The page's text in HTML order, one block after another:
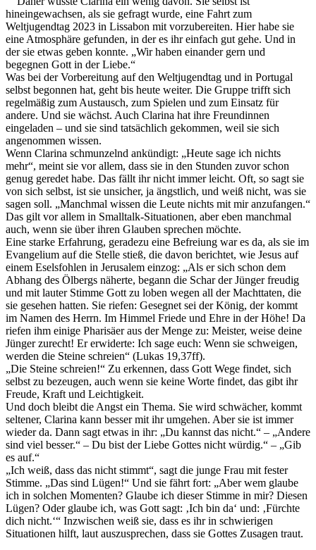
hineingewachsen, als sie gefragt wurde, eine Fahrt zum
Weltjugendtag 2023 in Lissabon mit vorzubereiten. Hier habe sie
eine Atmosphäre gefunden, in der es ihr einfach gut gehe. Und in
der sie etwas geben konnte. „Wir haben einander gern und
begegnen Gott in der Liebe.“
Was bei der Vorbereitung auf den Weltjugendtag und in Portugal
selbst begonnen hat, geht bis heute weiter. Die Gruppe trifft sich
regelmäßig zum Austausch, zum Spielen und zum Einsatz für
andere. Und sie wächst. Auch Clarina hat ihre Freundinnen
eingeladen – und sie sind tatsächlich gekommen, weil sie sich
angenommen wissen.
Wenn Clarina schmunzelnd ankündigt: „Heute sage ich nichts
mehr“, meint sie vor allem, dass sie in den Stunden zuvor schon
genug geredet habe. Das fällt ihr nicht immer leicht. Oft, so sagt sie
von sich selbst, ist sie unsicher, ja ängstlich, und weiß nicht, was sie
sagen soll. „Manchmal wissen die Leute nichts mit mir anzufangen.“
Das gilt vor allem in Smalltalk-Situationen, aber eben manchmal
auch, wenn sie über ihren Glauben sprechen möchte.
Eine starke Erfahrung, geradezu eine Befreiung war es da, als sie im
Evangelium auf die Stelle stieß, die davon berichtet, wie Jesus auf
einem Eselsfohlen in Jerusalem einzog: „Als er sich schon dem
Abhang des Ölbergs näherte, begann die Schar der Jünger freudig
und mit lauter Stimme Gott zu loben wegen all der Machttaten, die
sie gesehen hatten. Sie riefen: Gesegnet sei der König, der kommt
im Namen des Herrn. Im Himmel Friede und Ehre in der Höhe! Da
riefen ihm einige Pharisäer aus der Menge zu: Meister, weise deine
Jünger zurecht! Er erwiderte: Ich sage euch: Wenn sie schweigen,
werden die Steine schreien“ (Lukas 19,37ff).
„Die Steine schreien!“ Zu erkennen, dass Gott Wege findet, sich
selbst zu bezeugen, auch wenn sie keine Worte findet, das gibt ihr
Freude, Kraft und Leichtigkeit.
Und doch bleibt die Angst ein Thema. Sie wird schwächer, kommt
seltener, Clarina kann besser mit ihr umgehen. Aber sie ist immer
wieder da. Dann sagt etwas in ihr: „Du kannst das nicht.“ – „Andere
sind viel besser.“ – Du bist der Liebe Gottes nicht würdig.“ – „Gib
es auf.“
„Ich weiß, dass das nicht stimmt“, sagt die junge Frau mit fester
Stimme. „Das sind Lügen!“ Und sie fährt fort: „Aber wem glaube
ich in solchen Momenten? Glaube ich dieser Stimme in mir? Diesen
Lügen? Oder glaube ich, was Gott sagt: ‚Ich bin da‘ und: ‚Fürchte
dich nicht.‘“ Inzwischen weiß sie, dass es ihr in schwierigen
Situationen hilft, laut auszusprechen, dass sie Gottes Zusagen traut.